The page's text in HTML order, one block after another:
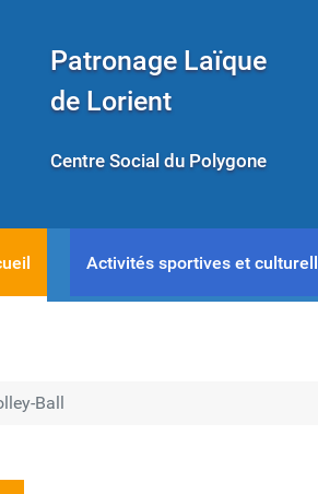
Patronage Laïque
de Lorient
Centre Social du Polygone
Activités sportives et
Ball